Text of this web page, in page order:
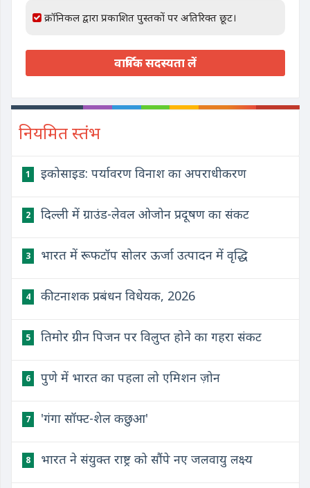
क्रॉनिकल द्वारा प्रकाशित पुस्तकों पर अतिरिक्त छूट।
वार्षिक सदस्यता लें
नियमित स्तंभ
1 इकोसाइड: पर्यावरण विनाश का अपराधीकरण
2 दिल्ली में ग्राउंड-लेवल ओजोन प्रदूषण का संकट
3 भारत में रूफटॉप सोलर ऊर्जा उत्पादन में वृद्धि
4 कीटनाशक प्रबंधन विधेयक, 2026
5 तिमोर ग्रीन पिजन पर विलुप्त होने का गहरा संकट
6 पुणे में भारत का पहला लो एमिशन ज़ोन
7 'गंगा सॉफ्ट-शेल कछुआ'
8 भारत ने संयुक्त राष्ट्र को सौंपे नए जलवायु लक्ष्य